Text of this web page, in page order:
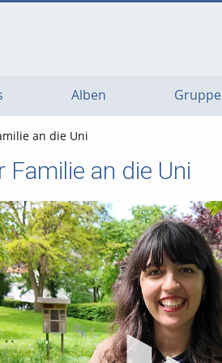
Alben
an die Uni
Familie an die Uni